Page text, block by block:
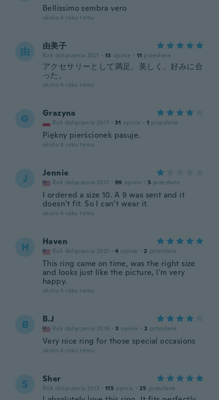
Bellissimo sembra vero
około 4 roku temu
由 由美子
Rok dołączenia 2021 · 13 opinie · 11 przesłane
アクセサリーとして満足、美しく、好みに合
った。
około 4 roku temu
G Grazyna
Rok dołączenia 2017 · 31 opinie · 1 przesłane
Piękny pierścionek pasuje.
około 4 roku temu
J Jennie
Rok dołączenia 2017 · 99 opinie · 5 przesłane
I ordered a size 10. A 9 was sent and it
doesn’t fit. So I can’t wear it.
około 4 roku temu
H Haven
Rok dołączenia 2021 · 4 opinie · 2 przesłane
This ring came on time, was the right size
and looks just like the picture, I'm very
happy.
około 4 roku temu
B B.J
Rok dołączenia 2018 · 3 opinie · 2 przesłane
Very nice ring for those special occasions
około 4 roku temu
S Sher
Rok dołączenia 2012 · 115 opinie · 25 przesłane